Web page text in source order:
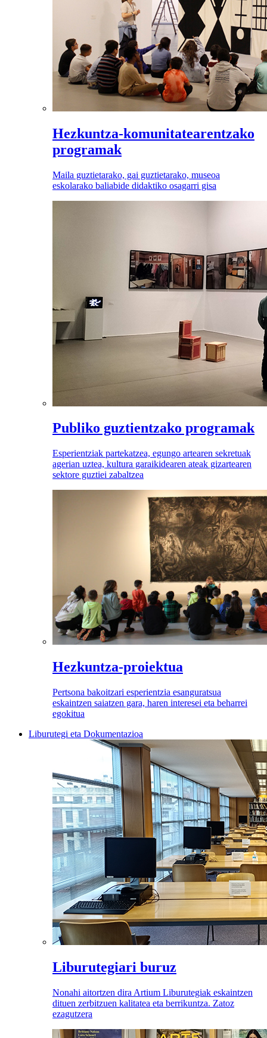
Hezkuntza-komunitatearentzako
programak
Maila guztietarako, gai guztietarako, museoa
eskolarako baliabide didaktiko osagarri gisa
Publiko guztientzako programak
Esperientziak partekatzea, egungo artearen sekretuak
agerian uztea, kultura garaikidearen ateak gizartearen
sektore guztiei zabaltzea
Hezkuntza-proiektua
Pertsona bakoitzari esperientzia esanguratsua
eskaintzen saiatzen gara, haren interesei eta beharrei
egokitua
Liburutegi eta Dokumentazioa
Liburutegiari buruz
Nonahi aitortzen dira Artium Liburutegiak eskaintzen
dituen zerbitzuen kalitatea eta berrikuntza. Zatoz
ezagutzera